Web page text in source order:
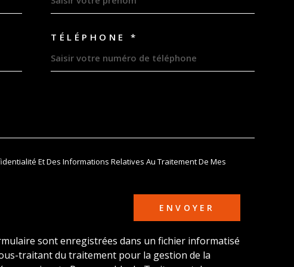
TÉLÉPHONE *
Et Des Informations Relatives Au Traitement De Mes
ENVOYER
sont enregistrées dans un fichier informatisé
traitant du traitement pour la gestion de la